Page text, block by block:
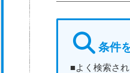
条件
■よく検索さ